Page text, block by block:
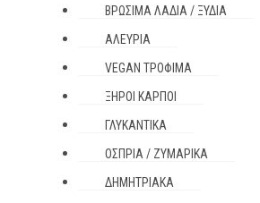
ΒΡΏΣΙΜΑ ΛΆΔΙΑ / ΞΎΔΙΑ
ΑΛΕΎΡΙΑ
VEGAN ΤΡΌΦΙΜΑ
ΞΗΡΟΊ ΚΑΡΠΟΊ
ΓΛΥΚΑΝΤΙΚΆ
ΌΣΠΡΙΑ / ΖΥΜΑΡΙΚΆ
ΔΗΜΗΤΡΙΑΚΆ